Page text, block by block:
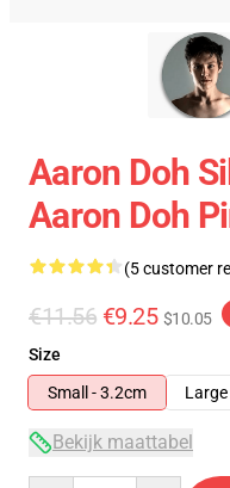
Aaron Doh
Aaron Doh
(5 customer
€11.56 €9.25 $10.05
Size
Small - 3.2cm
Bekijk maattabel